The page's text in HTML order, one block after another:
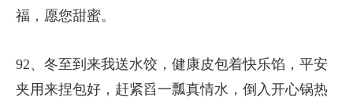
福，愿您甜蜜。
92、冬至到来我送水饺，健康皮包着快乐馅，平安
夹用来捏包好，赶紧舀一瓢真情水，倒入开心锅热